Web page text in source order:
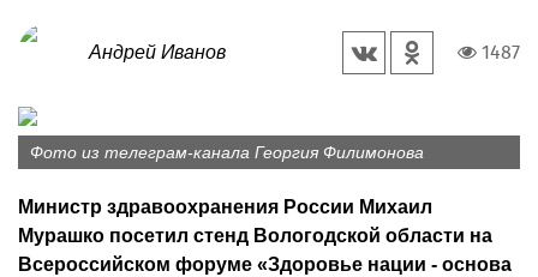
Андрей Иванов 1487
Фото из телеграм-канала Георгия Филимонова
Министр здравоохранения России Михаил
Мурашко посетил стенд Вологодской области на
Всероссийском форуме «Здоровье нации - основа